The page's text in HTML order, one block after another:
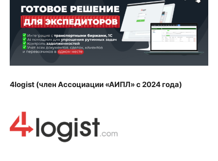
4logist (член Ассоциации «АИПЛ» с 2024 года)